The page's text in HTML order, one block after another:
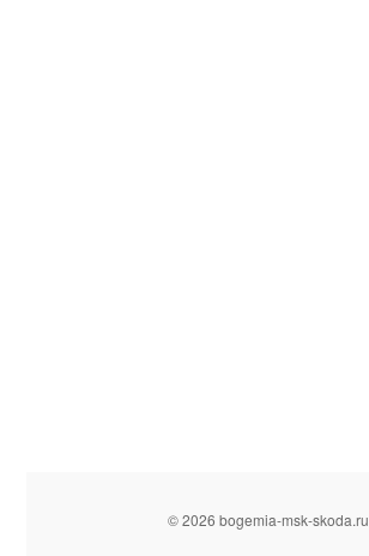
© 2026 bogemia-msk-skoda.ru